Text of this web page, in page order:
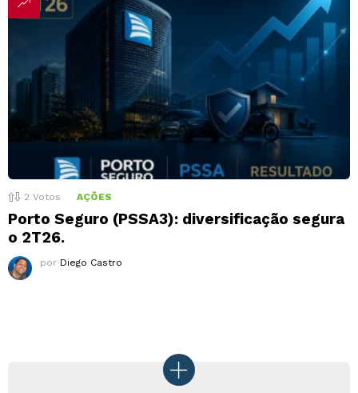
2 Votos AÇÕES
Porto Seguro (PSSA3): diversificação segura
o 2T26.
por Diego Castro